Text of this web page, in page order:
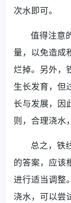
次水即可。
值得注意
量，以免造成
烂掉。另外，
生长发育，但
长与发展，因
则，合理浇水
总之，铁
的答案，应该
进行适当调整
浇水，可以尝